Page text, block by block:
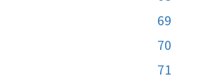
69
70
71